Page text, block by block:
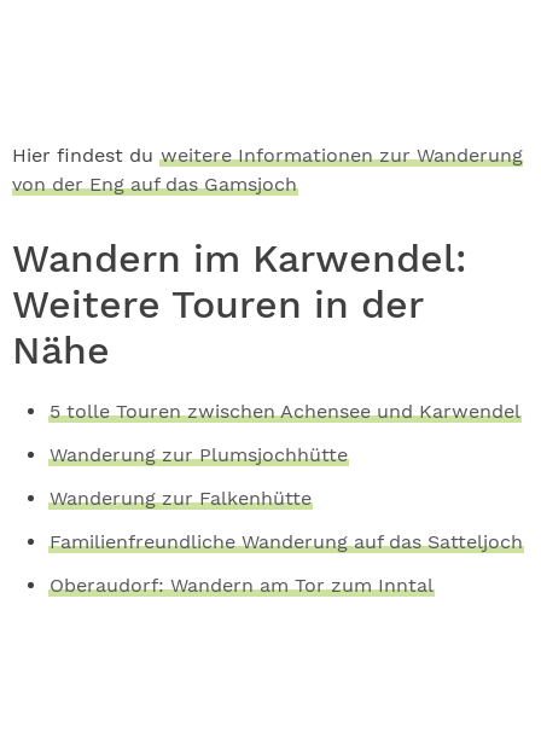
Hier findest du weitere Informationen zur Wanderung
von der Eng auf das Gamsjoch
Wandern im Karwendel:
Weitere Touren in der
Nähe
5 tolle Touren zwischen Achensee und Karwendel
Wanderung zur Plumsjochhütte
Wanderung zur Falkenhütte
Familienfreundliche Wanderung auf das Satteljoch
Oberaudorf: Wandern am Tor zum Inntal